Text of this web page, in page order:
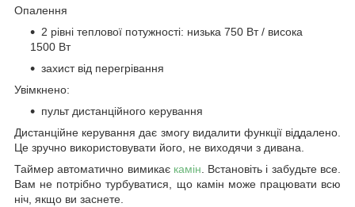
Опалення
2 рівні теплової потужності: низька 750 Вт / висока
1500 Вт
захист від перегрівання
Увімкнено:
пульт дистанційного керування
Дистанційне керування дає змогу видалити функції віддалено.
Це зручно використовувати його, не виходячи з дивана.
Таймер автоматично вимикає камін. Встановіть і забудьте все.
Вам не потрібно турбуватися, що камін може працювати всю
ніч, якщо ви заснете.